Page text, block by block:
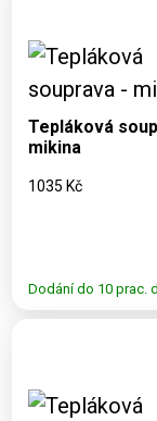
Dostupné
Tepláková
mikina
1035 Kč
Dodání do 10 prac.